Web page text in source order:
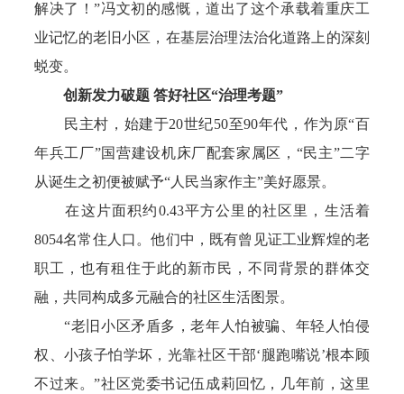
解决了！”冯文初的感慨，道出了这个承载着重庆工
业记忆的老旧小区，在基层治理法治化道路上的深刻
蜕变。
创新发力破题 答好社区“治理考题”
民主村，始建于20世纪50至90年代，作为原“百
年兵工厂”国营建设机床厂配套家属区，“民主”二字
从诞生之初便被赋予“人民当家作主”美好愿景。
在这片面积约0.43平方公里的社区里，生活着
8054名常住人口。他们中，既有曾见证工业辉煌的老
职工，也有租住于此的新市民，不同背景的群体交
融，共同构成多元融合的社区生活图景。
“老旧小区矛盾多，老年人怕被骗、年轻人怕侵
权、小孩子怕学坏，光靠社区干部‘腿跑嘴说’根本顾
不过来。”社区党委书记伍成莉回忆，几年前，这里